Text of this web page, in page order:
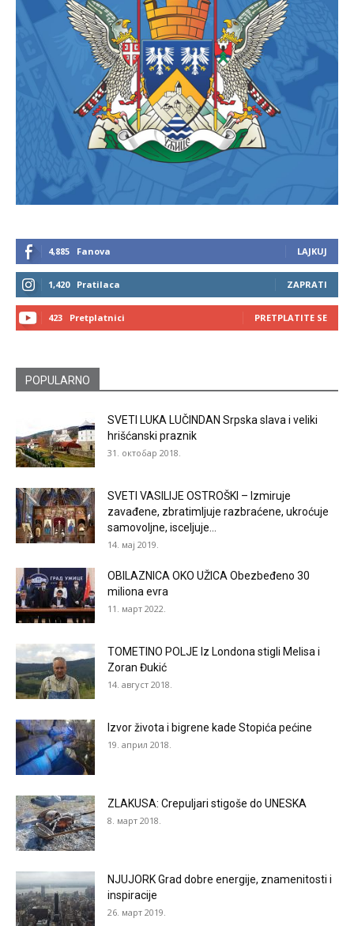
4,885 Fanova LAJKUJ
1,420 Pratilaca ZAPRATI
423 Pretplatnici PRETPLATITE SE
POPULARNO
SVETI LUKA LUČINDAN Srpska slava i veliki
hrišćanski praznik
31. октобар 2018.
SVETI VASILIJE OSTROŠKI – Izmiruje
zavađene, zbratimljuje razbraćene, ukroćuje
samovoljne, isceljuje...
14. мај 2019.
OBILAZNICA OKO UŽICA Obezbeđeno 30
miliona evra
11. март 2022.
TOMETINO POLJE Iz Londona stigli Melisa i
Zoran Đukić
14. август 2018.
Izvor života i bigrene kade Stopića pećine
19. април 2018.
ZLAKUSA: Crepuljari stigoše do UNESKA
8. март 2018.
NJUJORK Grad dobre energije, znamenitosti i
inspiracije
26. март 2019.